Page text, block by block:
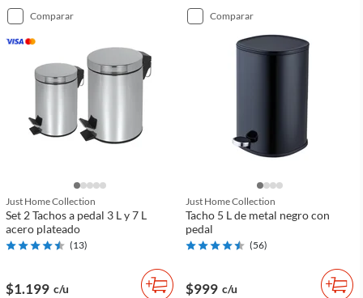
comparar
Just Home Collection
Set 2 Tachos a pedal 3 L y 7 L
acero plateado
(13)
$1.199 c/u
comparar
Just Home Collection
Tacho 5 L de metal negro con
pedal
(56)
$999 c/u